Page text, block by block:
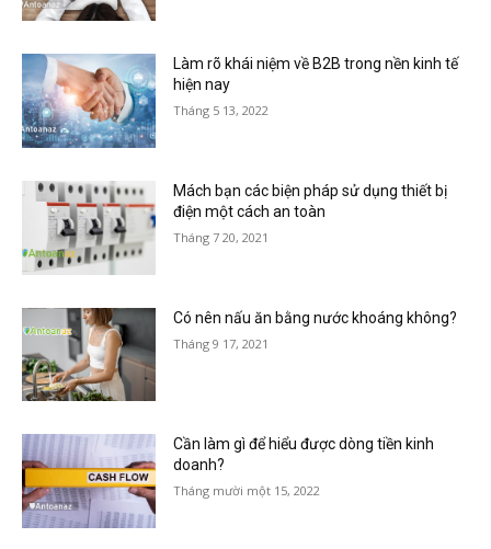
Làm rõ khái niệm về B2B trong nền kinh tế
hiện nay
Tháng 5 13, 2022
Mách bạn các biện pháp sử dụng thiết bị
điện một cách an toàn
Tháng 7 20, 2021
Có nên nấu ăn bằng nước khoáng không?
Tháng 9 17, 2021
Cần làm gì để hiểu được dòng tiền kinh
doanh?
Tháng mười một 15, 2022